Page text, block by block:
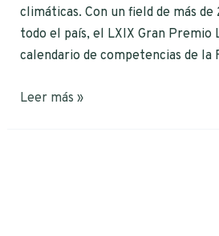
climáticas. Con un field de más de
todo el país, el LXIX Gran Premio
calendario de competencias de la
Leer más »